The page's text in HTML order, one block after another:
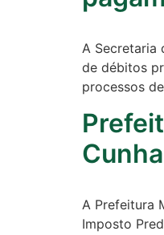
Canguaretama
Goianinha
Serviços Tibau
A Secretaria
de débitos
processos
A Prefeitura
Imposto